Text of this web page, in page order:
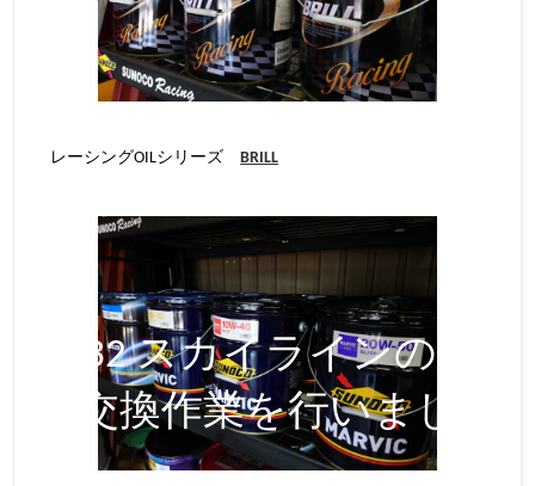
HCR32 スカイラインのオイ
ル交換作業を行いました
レーシングOILシリーズBRILL